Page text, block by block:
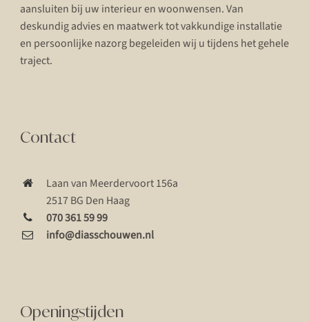
aansluiten bij uw interieur en woonwensen. Van
deskundig advies en maatwerk tot vakkundige installatie
en persoonlijke nazorg begeleiden wij u tijdens het gehele
traject.
Contact
Laan van Meerdervoort 156a
2517 BG Den Haag
070 361 59 99
info@diasschouwen.nl
Openingstijden